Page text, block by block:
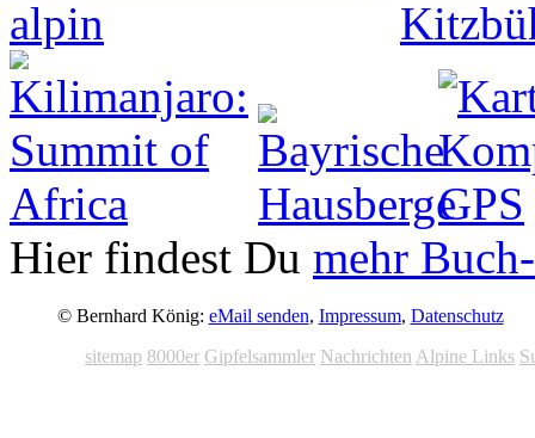
Hier findest Du mehr
© Bernhard König: eMail senden, Impressum, Datenschutz
sitemap 8000er Gipfelsammler Nachrichten Alpine Links